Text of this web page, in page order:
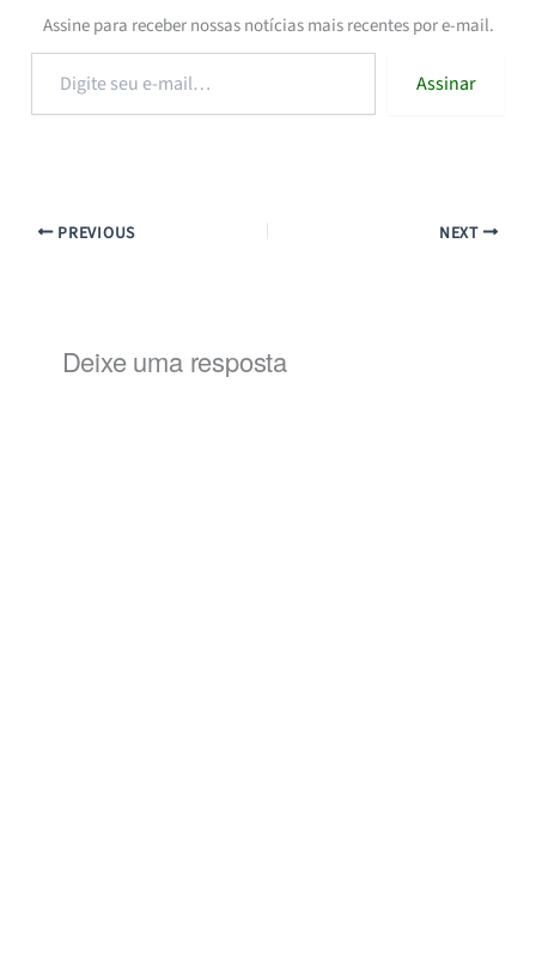
Assine para receber nossas notícias mais recentes por e-mail.
e-
Assinar
PREVIOUS NEXT
Deixe uma resposta